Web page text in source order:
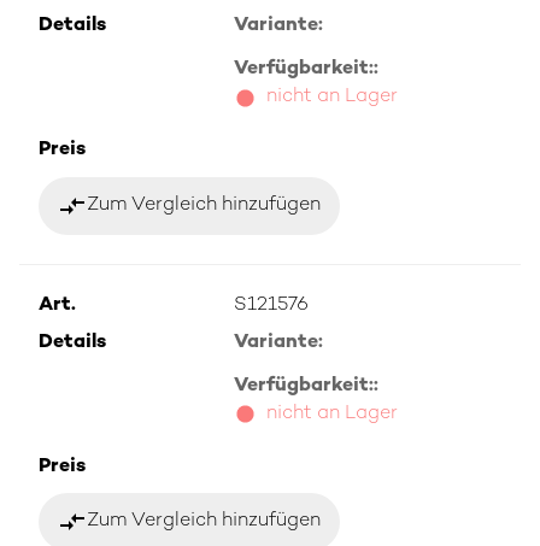
Details
Variante:
Verfügbarkeit::
nicht an Lager
Preis
compare_arrowsZum Vergleich hinzufügen
Art.
S121576
Details
Variante:
Verfügbarkeit::
nicht an Lager
Preis
compare_arrowsZum Vergleich hinzufügen